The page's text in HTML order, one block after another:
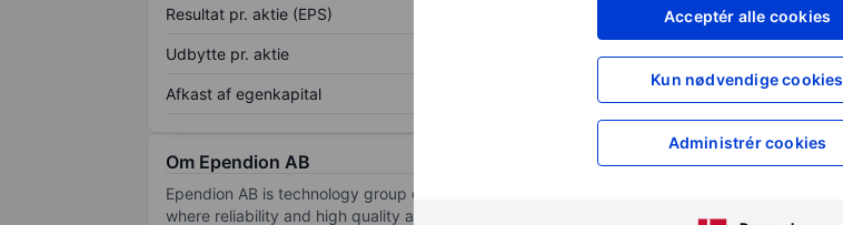
Acceptér alle cookies
Kun nødvendige cookies
Administrér cookies
Resultat pr. aktie (EPS) XXXXXXX
Udbytte pr. aktie XXXXXXX
Afkast af egenkapital XXXXXXX
Om Ependion AB
Ependion AB is technology group delivering digital solutions for secure control,
where reliability and high quality are critical factors. The operating segments are divided